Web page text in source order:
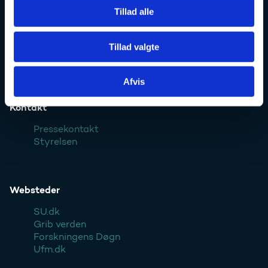
Tillad alle
Tillad valgte
Afvis
Uddannelses- og Forskningsstyrelsen er en styrelse under
Forsknings-, Uddannelses- og Digitaliseringsministeriet:
Kontakt
Pressekontakt
Styrelsen
Websteder
SU.dk
Grib verden
Forskningens Døgn
Ufm.dk